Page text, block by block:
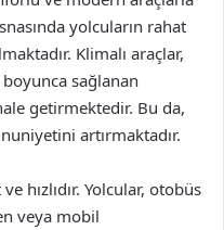
yolcuların rahat
Klimalı araçlar,
sağlanan
getirmektedir. Bu da,
artırmaktadır.
hızlıdır. Yolcular, otobüs
veya mobil